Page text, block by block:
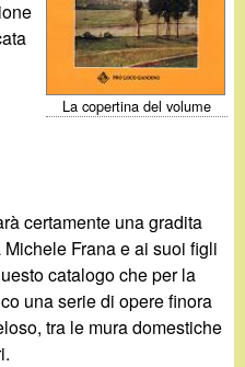
La copertina del volume
certamente una gradita
Frana e ai suoi figli
catalogo che per la
una serie di opere finora
tra le mura domestiche